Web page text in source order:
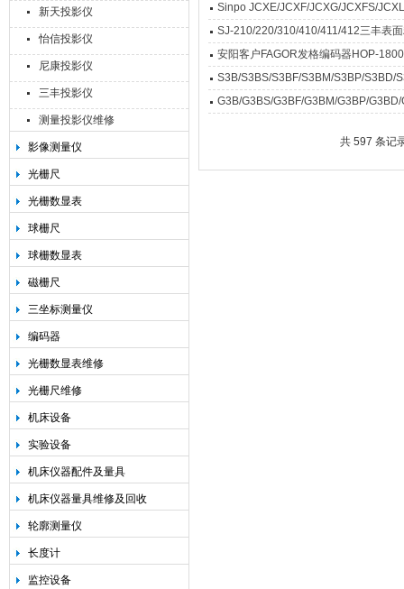
新天投影仪
怡信投影仪
尼康投影仪
三丰投影仪
测量投影仪维修
影像测量仪
光栅尺
光栅数显表
球栅尺
球栅数显表
磁栅尺
三坐标测量仪
编码器
光栅数显表维修
光栅尺维修
机床设备
实验设备
机床仪器配件及量具
机床仪器量具维修及回收
轮廓测量仪
长度计
监控设备
Sinpo JCXE/JCXF/JCXG/JCXFS/
SJ-210/220/310/410/411/412三丰表
安阳客户FAGOR发格编码器HOP-
S3B/S3BS/S3BF/S3BM/S3BP/S3BD/
G3B/G3BS/G3BF/G3BM/G3BP/
共 597 条记